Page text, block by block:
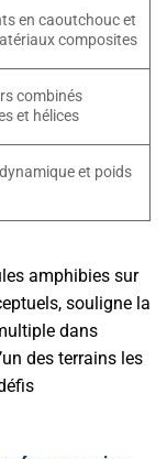
en caoutchouc et
composites
combinés
et hélices
et poids
amphibies sur
souligne la
dans
des terrains les